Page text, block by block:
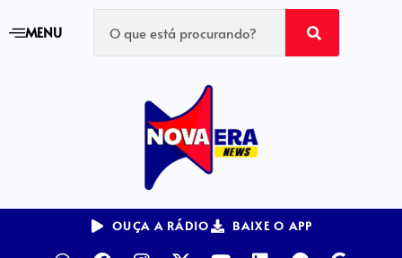
MENU
OUÇA A RÁDIO BAIXE O APP